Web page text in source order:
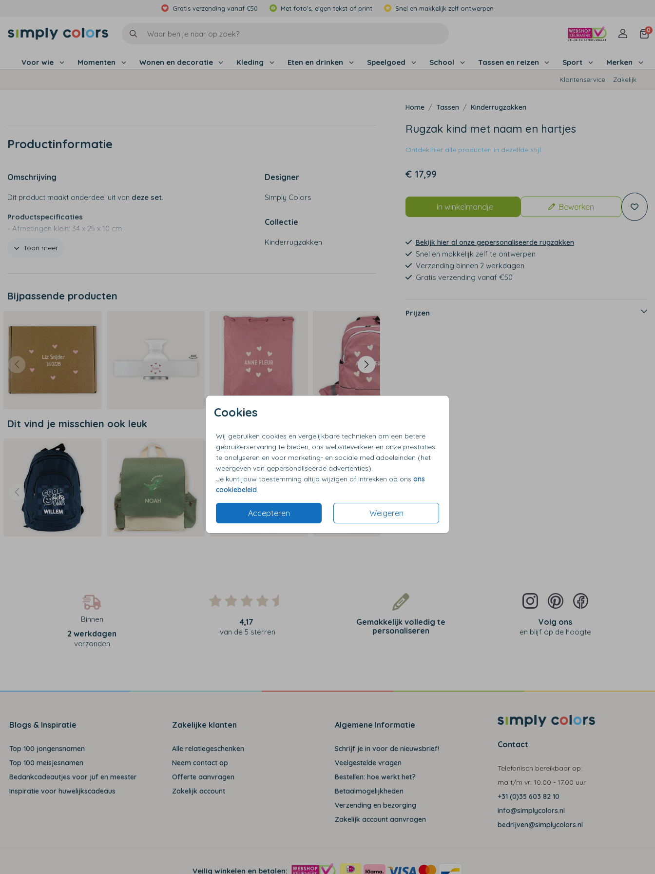
Gratis verzending vanaf €50 Met foto's, eigen tekst of print Snel en makkelijk zelf ontwerpen
0
Voor wie Momenten Wonen en decoratie Kleding Eten en drinken Speelgoed School Tassen en reizen Sport Merken
Klantenservice Zakelijk
Cookies
Wij gebruiken cookies en vergelijkbare technieken om een betere
gebruikerservaring te bieden, ons websiteverkeer en onze prestaties
te analyseren en voor marketing- en sociale mediadoeleinden (het
weergeven van gepersonaliseerde advertenties).
Je kunt jouw toestemming altijd wijzigen of intrekken op ons ons
cookiebeleid
Accepteren Weigeren
Productinformatie
Omschrijving
Dit product maakt onderdeel uit van deze set.
Productspecificaties
- Afmetingen klein: 34 x 25 x 10 cm
- 600 D materiaal
Toon meer
Designer
Simply Colors
Collectie
Kinderrugzakken
Bijpassende producten
Op diverse kleuren en maten
Dit vind je misschien ook leuk
Tassen Kinderrugzakken
Rugzak kind met naam en hartjes
Ontdek hier alle producten in dezelfde stijl
€ 17,99
In winkelmandje Bewerken
Bekijk hier al onze gepersonaliseerde rugzakken
Snel en makkelijk zelf te ontwerpen
Verzending binnen 2 werkdagen
Gratis verzending vanaf €50
Prijzen
Binnen
2 werkdagen
verzonden
4,17
van de 5 sterren
Gemakkelijk volledig te
personaliseren
Volg ons
en blijf op de hoogte
Blogs & Inspiratie
Top 100 jongensnamen
Top 100 meisjesnamen
Bedankcadeautjes voor juf en meester
Inspiratie voor huwelijkscadeaus
Zakelijke klanten
Alle relatiegeschenken
Neem contact op
Offerte aanvragen
Zakelijk account
Algemene Informatie
Schrijf je in voor de nieuwsbrief!
Veelgestelde vragen
Bestellen: hoe werkt het?
Betaalmogelijkheden
Verzending en bezorging
Zakelijk account aanvragen
Contact
Telefonisch bereikbaar op:
ma t/m vr: 10.00 - 17.00 uur
+31 (0)35 603 82 10
info@simplycolors.nl
bedrijven@simplycolors.nl
Veilig winkelen en betalen: